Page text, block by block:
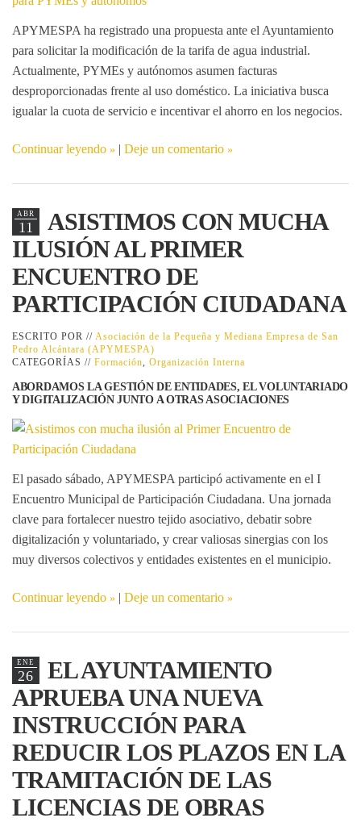
APYMESPA ha registrado una propuesta ante el Ayuntamiento
para solicitar la modificación de la tarifa de agua industrial.
Actualmente, PYMEs y autónomos asumen facturas
desproporcionadas frente al uso doméstico. La iniciativa busca
igualar la cuota de servicio e incentivar el ahorro en los negocios.
Continuar leyendo | Deje un comentario
ABR
11
ASISTIMOS CON MUCHA
ILUSIÓN AL PRIMER
ENCUENTRO DE
PARTICIPACIÓN CIUDADANA
ESCRITO POR // Asociación de la Pequeña y Mediana Empresa de San
Pedro Alcántara (APYMESPA)
CATEGORÍAS // Formación, Organización Interna
ABORDAMOS LA GESTIÓN DE ENTIDADES, EL VOLUNTARIADO
Y DIGITALIZACIÓN JUNTO A OTRAS ASOCIACIONES
El pasado sábado, APYMESPA participó activamente en el I
Encuentro Municipal de Participación Ciudadana. Una jornada
clave para fortalecer nuestro tejido asociativo, debatir sobre
digitalización y voluntariado, y crear valiosas sinergias con los
muy diversos colectivos y entidades existentes en el municipio.
Continuar leyendo | Deje un comentario
ENE
26
EL AYUNTAMIENTO
APRUEBA UNA NUEVA
INSTRUCCIÓN PARA
REDUCIR LOS PLAZOS EN LA
TRAMITACIÓN DE LAS
LICENCIAS DE OBRAS